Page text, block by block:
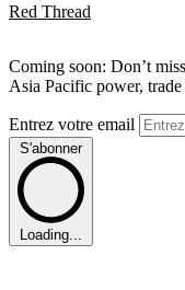
Red Thread
Coming soon: Don’t
Asia Pacific power, trade
Entrez votre email
S'abonner
Loading...